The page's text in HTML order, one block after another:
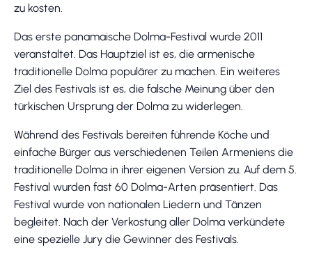
zu kosten.
Das erste panamaische Dolma-Festival wurde 2011
veranstaltet. Das Hauptziel ist es, die armenische
traditionelle Dolma populärer zu machen. Ein weiteres
Ziel des Festivals ist es, die falsche Meinung über den
türkischen Ursprung der Dolma zu widerlegen.
Während des Festivals bereiten führende Köche und
einfache Bürger aus verschiedenen Teilen Armeniens die
traditionelle Dolma in ihrer eigenen Version zu. Auf dem 5.
Festival wurden fast 60 Dolma-Arten präsentiert. Das
Festival wurde von nationalen Liedern und Tänzen
begleitet. Nach der Verkostung aller Dolma verkündete
eine spezielle Jury die Gewinner des Festivals.